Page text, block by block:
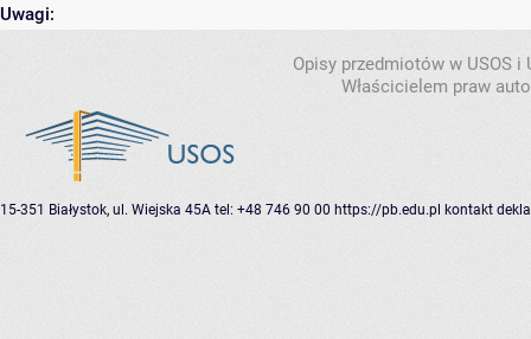
Uwagi:
Opisy przedmiotów w USOS
Właścicielem praw
15-351 Białystok, ul. Wiejska 45A tel: +48 746 90 00 https://pb.edu.pl kontakt